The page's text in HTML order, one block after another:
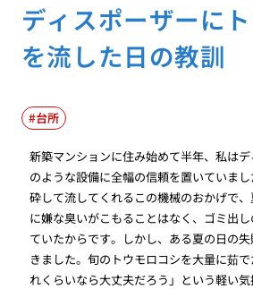
ディスポーザーに
を流した日の教訓
台所
新築マンションに住み始めて半年、私は
のような設備に全幅の信頼を置いていま
砕して流してくれるこの機械のおかげで
に嫌な臭いがこもることはなく、ゴミ出
ていたからです。しかし、ある夏の日の
きました。旬のトウモロコシを大量に茹
れくらいなら大丈夫だろう」という軽い